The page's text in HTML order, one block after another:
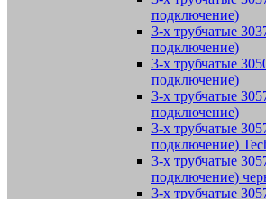
подключение)
3-х трубчатые
подключение)
3-х трубчатые
подключение)
3-х трубчатые
подключение)
3-х трубчатые
подключение)
3-х трубчатые
подключение)
3-х трубчатые